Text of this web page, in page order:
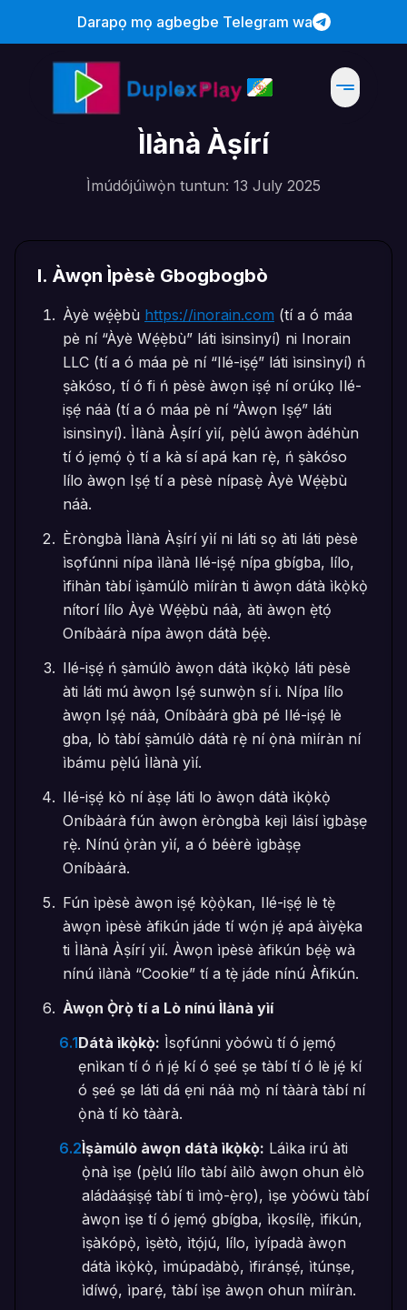
Darapọ mọ agbegbe Telegram wa
Ìlànà Àṣírí
Ìmúdójúìwọ̀n tuntun: 13 July 2025
I. Àwọn Ìpèsè Gbogbogbò
Àyè wẹ́ẹ̀bù https://inorain.com (tí a ó máa
pè ní “Àyè Wẹ́ẹ̀bù” láti ìsinsìnyí) ni Inorain
LLC (tí a ó máa pè ní “Ilé-iṣẹ́” láti ìsinsìnyí) ń
ṣàkóso, tí ó fi ń pèsè àwọn iṣẹ́ ní orúkọ Ilé-
iṣẹ́ náà (tí a ó máa pè ní “Àwọn Iṣẹ́” láti
ìsinsìnyí). Ìlànà Àṣírí yìí, pẹ̀lú àwọn àdéhùn
tí ó jẹmọ́ ọ̀ tí a kà sí apá kan rẹ̀, ń ṣàkóso
lílo àwọn Iṣẹ́ tí a pèsè nípasẹ̀ Àyè Wẹ́ẹ̀bù
náà.
Èròngbà Ìlànà Àṣírí yìí ni láti sọ àti láti pèsè
ìsọfúnni nípa ìlànà Ilé-iṣẹ́ nípa gbígba, lílo,
ìfihàn tàbí ìṣàmúlò mìíràn ti àwọn dátà ìkọ̀kọ̀
nítorí lílo Àyè Wẹ́ẹ̀bù náà, àti àwọn ẹ̀tọ́
Oníbàárà nípa àwọn dátà bẹ́ẹ̀.
Ilé-iṣẹ́ ń ṣàmúlò àwọn dátà ìkọ̀kọ̀ láti pèsè
àti láti mú àwọn Iṣẹ́ sunwọ̀n sí i. Nípa lílo
àwọn Iṣẹ́ náà, Oníbàárà gbà pé Ilé-iṣẹ́ lè
gba, lò tàbí ṣàmúlò dátà rẹ̀ ní ọ̀nà mìíràn ní
ìbámu pẹ̀lú Ìlànà yìí.
Ilé-iṣẹ́ kò ní àṣẹ láti lo àwọn dátà ìkọ̀kọ̀
Oníbàárà fún àwọn èròngbà kejì láìsí ìgbàṣẹ
rẹ̀. Nínú ọ̀ràn yìí, a ó béèrè ìgbàṣẹ
Oníbàárà.
Fún ìpèsè àwọn iṣẹ́ kọ̀ọ̀kan, Ilé-iṣẹ́ lè tẹ̀
àwọn ìpèsè àfikún jáde tí wọ́n jẹ́ apá àìyẹ̀ka
ti Ìlànà Àṣírí yìí. Àwọn ìpèsè àfikún bẹ́ẹ̀ wà
nínú ìlànà “Cookie” tí a tẹ̀ jáde nínú Àfikún.
Àwọn Ọ̀rọ̀ tí a Lò nínú Ìlànà yìí
6.1Dátà ìkọ̀kọ̀: Ìsọfúnni yòówù tí ó jẹmọ́
ẹnìkan tí ó ń jẹ́ kí ó ṣeé ṣe tàbí tí ó lè jẹ́ kí
ó ṣeé ṣe láti dá ẹni náà mọ̀ ní tààrà tàbí ní
ọ̀nà tí kò tààrà.
6.2Ìṣàmúlò àwọn dátà ìkọ̀kọ̀: Láìka irú àti
ọ̀nà ìṣe (pẹ̀lú lílo tàbí àìlò àwọn ohun èlò
aládàáṣiṣẹ́ tàbí ti ìmọ̀-ẹ̀rọ), ìṣe yòówù tàbí
àwọn ìṣe tí ó jẹmọ́ gbígba, ìkọsílẹ̀, ìfikún,
ìṣàkópọ̀, ìṣètò, ìtọ́jú, lílo, ìyípadà àwọn
dátà ìkọ̀kọ̀, ìmúpadàbọ̀, ìfiránṣẹ́, ìtúnṣe,
ìdíwọ́, ìparẹ́, tàbí ìṣe àwọn ohun mìíràn.